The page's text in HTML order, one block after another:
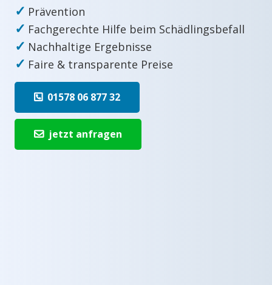
✓ Prävention
✓ Fachgerechte Hilfe beim Schädlingsbefall
✓ Nachhaltige Ergebnisse
✓ Faire & transparente Preise
01578 06 877 32
jetzt anfragen